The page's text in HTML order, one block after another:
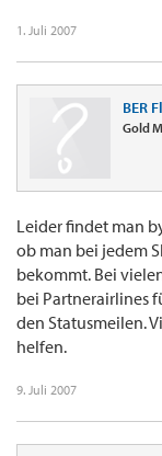
1. Juli 2007
BER
Gold
Leider findet man
ob man bei jedem
bekommt. Bei
bei Partnerairlines
den Statusmeilen.
helfen.
9. Juli 2007